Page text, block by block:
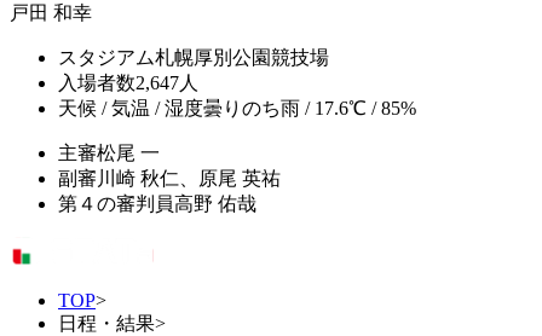
戸田 和幸
スタジアム札幌厚別公園競技場
入場者数2,647人
天候 / 気温 / 湿度曇りのち雨 / 17.6℃ / 85%
主審松尾 一
副審 川崎 秋仁、原尾 英祐
第４の審判員高野 佑哉
TOP>
日程・結果>